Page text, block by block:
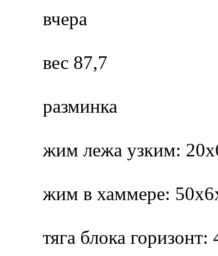
вчера
вес 87,7
разминка
жим лежа узким:
жим в хаммере:
тяга блока горизонт: